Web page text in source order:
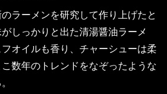
ラーメンを研究して作り上げたと
しっかりと出た清湯醤油ラーメ
オイルも香り、チャーシューは柔
数年のトレンドをなぞったような